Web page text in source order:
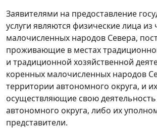
Заявителями на предоставление
услуги являются физические лица
малочисленных народов Севера,
проживающие в местах
и традиционной хозяйственной
коренных малочисленных народов
территории автономного округа, и
осуществляющие свою
автономного округа, либо их
представители.